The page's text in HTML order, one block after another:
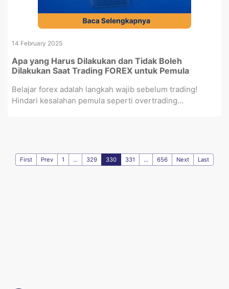
14 February 2025
Apa yang Harus Dilakukan dan Tidak Boleh
Dilakukan Saat Trading FOREX untuk Pemula
Belajar forex adalah langkah wajib sebelum trading!
Hindari kesalahan pemula seperti overtrading...
First Prev 1 ... 329 330 331 ... 656 Next Last